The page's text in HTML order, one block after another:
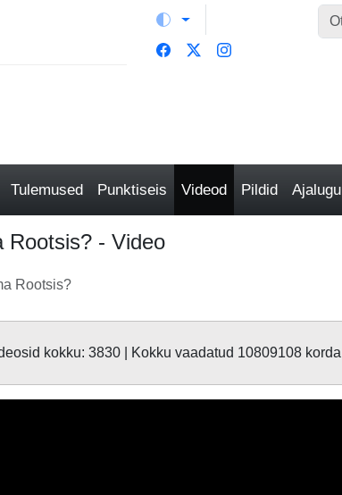
Tulemused Punktiseis Videod Pildid Ajalugu
Rootsis? - Video
Rootsis?
kokku: 3830 | Kokku vaadatud 10809108 korda